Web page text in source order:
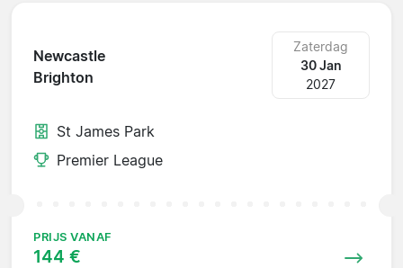
Newcastle
Brighton
Zaterdag
30 Jan
2027
St James Park
Premier League
PRIJS VANAF
144 €